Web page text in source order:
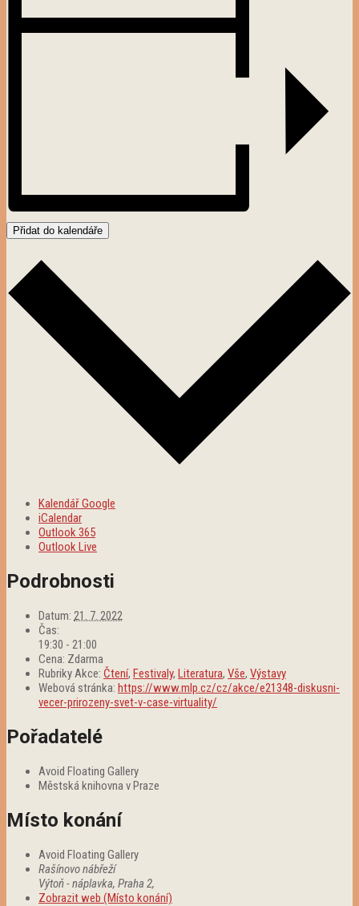
Přidat do kalendáře
Kalendář Google
iCalendar
Outlook 365
Outlook Live
Podrobnosti
Datum: 21. 7. 2022
Čas:
19:30 - 21:00
Cena: Zdarma
Rubriky Akce: Čtení, Festivaly, Literatura, Vše, Výstavy
Webová stránka: https://www.mlp.cz/cz/akce/e21348-diskusni-
vecer-prirozeny-svet-v-case-virtuality/
Pořadatelé
Avoid Floating Gallery
Městská knihovna v Praze
Místo konání
Avoid Floating Gallery
Rašínovo nábřeží
Výtoň - náplavka, Praha 2,
Zobrazit web (Místo konání)